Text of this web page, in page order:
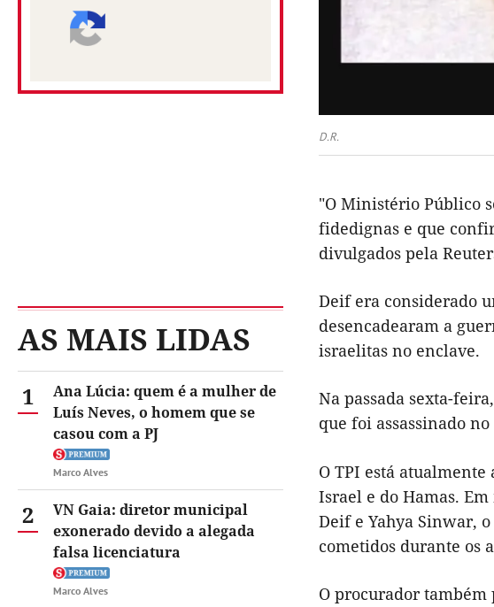
AS MAIS LIDAS
1
Ana Lúcia: quem é a mulher de
Luís Neves, o homem que se
casou com a PJ
Marco Alves
2
VN Gaia: diretor municipal
exonerado devido a alegada
falsa licenciatura
Marco Alves
D.R.
"O Ministério Público
fidedignas e que
divulgados pela
Deif era considerado
desencadearam a
israelitas no enclave.
Na passada sexta-
que foi assassinado
O TPI está
Israel e do Hamas.
Deif e Yahya Sinwar,
cometidos durante os
O procurador